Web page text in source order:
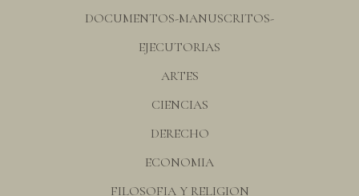
DOCUMENTOS-MANUSCRITOS-
EJECUTORIAS
ARTES
CIENCIAS
DERECHO
ECONOMIA
FILOSOFIA Y RELIGION